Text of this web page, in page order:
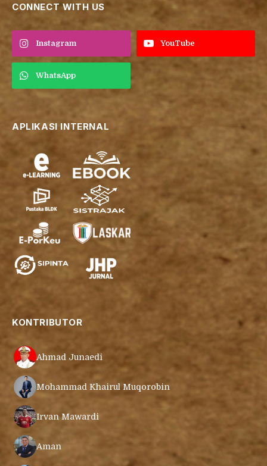
CONNECT WITH US
Instagram YouTube
WhatsApp
APLIKASI INTERNAL
KONTRIBUTOR
Ahmad Junaedi
Mohammad Khairul Muqorobin
Irvan Mawardi
Aman